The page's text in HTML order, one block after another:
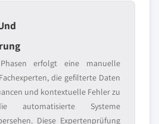
erfolgt eine manuelle
die gefilterte Daten
und kontextuelle Fehler zu
automatisierte Systeme
Diese Expertenprüfung